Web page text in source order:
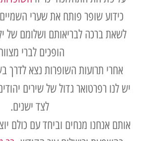
כידוע שופר פותח את שערי
לשאת ברכה לבריאותם ושלומם של
הופכים לברי
אחרי תרועות השופרות נצא לדרך
יש לנו רפרטואר גדול של שירים
לצד ישנים.
אותם אנחנו מנחים וביחד עם כולם